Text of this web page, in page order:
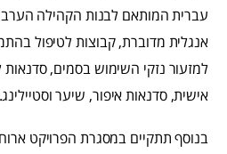
עברית המותאם לבנות הקהילה
אנגלית מדוברת, קבוצות לטיפול
למזעור נזקי השימוש בסמים,
אישית, סדנאות איפור, שיער וסטיילינג.
בנוסף תתקיים במסגרת הפרויקט